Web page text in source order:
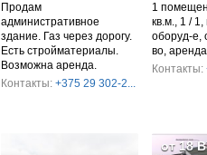
Продам
административное
здание. Газ через дорогу.
Есть стройматериалы.
Возможна аренда.
Контакты: +375 29 302-2...
1
кв.м., 1 / 1,
оборуд-е,
во, аренда
Контакты:
от 18